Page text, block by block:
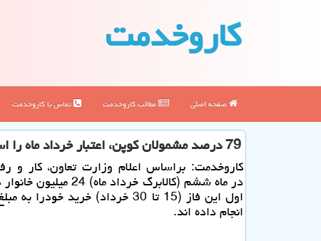
كاروخدمت
صفحه اصلی مطالب كاروخدمت تماس با كاروخدمت
79 درصد مشمولان کوپن، اعتبار خرداد ماه را استفاده کردند
کاروخدمت: براساس اعلام وزارت تعاون، کار و
انجام داده اند.